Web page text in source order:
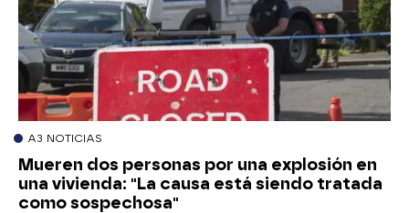
A3 NOTICIAS
Mueren dos personas por una explosión en
una vivienda: "La causa está siendo tratada
como sospechosa"